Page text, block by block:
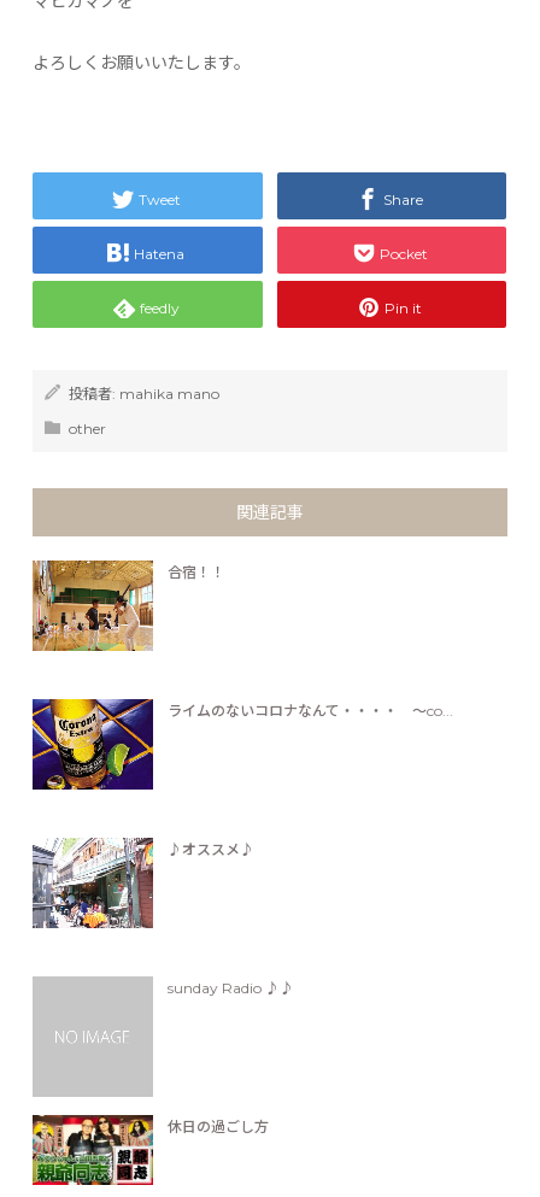
よろしくお願いいたします。
Tweet Share
Hatena Pocket
feedly Pin it
投稿者: mahika mano
other
関連記事
合宿！！
ライムのないコロナなんて・・・・ ～co...
♪オススメ♪
sunday Radio ♪♪
休日の過ごし方